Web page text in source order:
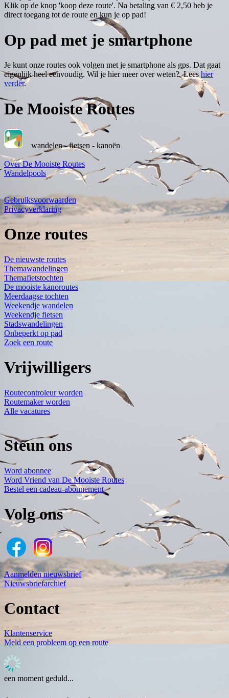
Klik op de knop 'koop deze route'. Na betaling van € 2,50 heb je
direct toegang tot de route en kun je op pad!
Op pad met je smartphone
Je kunt onze routes ook volgen met je smartphone als gps. Dat gaat
eigenlijk heel eenvoudig. Wil je hier meer over weten? Lees hier
verder.
De Mooiste Routes
wandelen - fietsen - kanoën
Over De Mooiste Routes
Wandelpools
Gebruiksvoorwaarden
Privacyverklaring
Onze routes
De nieuwste routes
Themawandelingen
Themafietstochten
De mooiste kanoroutes
Meerdaagse tochten
Weekendje wandelen
Weekendje fietsen
Stadswandelingen
Onbeperkt op pad
Zoek een route
Vrijwilligers
Routecontroleur worden
Routemaker worden
Alle vacatures
Steun ons
Word abonnee
Word Vriend van De Mooiste Routes
Bestel een cadeau-abonnement
Volg ons
Aanmelden nieuwsbrief
Nieuwsbriefarchief
Contact
Klantenservice
Meld een probleem op een route
een moment geduld...